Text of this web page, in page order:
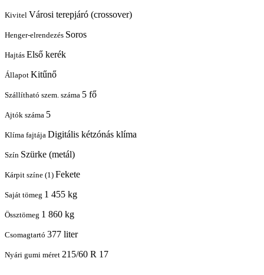
Kivitel Városi terepjáró (crossover)
Henger-elrendezés Soros
Hajtás Első kerék
Állapot Kitűnő
Szállítható szem. száma 5 fő
Ajtók száma 5
Klíma fajtája Digitális kétzónás klíma
Szín Szürke (metál)
Kárpit színe (1) Fekete
Saját tömeg 1 455 kg
Össztömeg 1 860 kg
Csomagtartó 377 liter
Nyári gumi méret 215/60 R 17